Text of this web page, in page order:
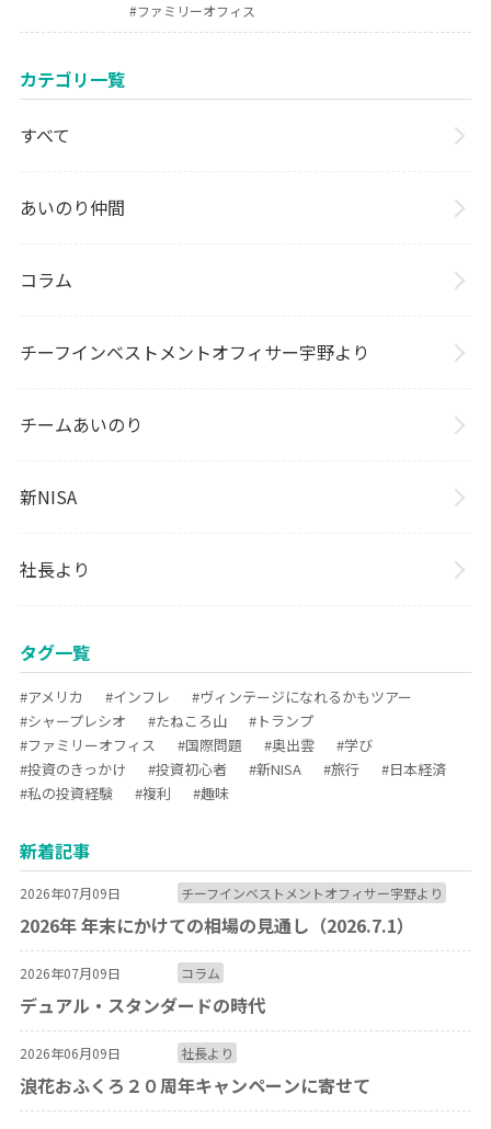
#ファミリーオフィス
カテゴリ一覧
すべて
あいのり仲間
コラム
チーフインベストメントオフィサー宇野より
チームあいのり
新NISA
社長より
タグ一覧
#アメリカ #インフレ
#ヴィンテージになれるかもツアー
#シャープレシオ
#たねころ山
#トランプ
#ファミリーオフィス
#国際問題 #奥出雲
#学び
#投資のきっかけ
#投資初心者 #新NISA #旅行
#日本経済
#私の投資経験
#複利 #趣味
新着記事
2026年07月09日 チーフインベストメントオフィサー宇野より
2026年 年末にかけての相場の見通し（2026.7.1）
2026年07月09日 コラム
デュアル・スタンダードの時代
2026年06月09日 社長より
浪花おふくろ２０周年キャンペーンに寄せて